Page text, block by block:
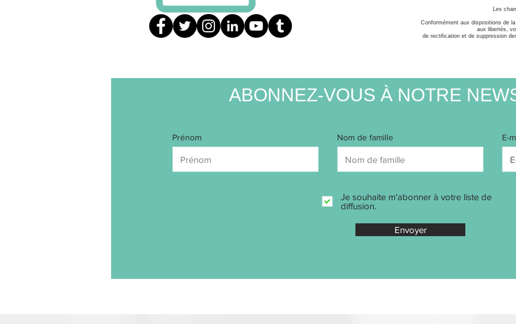
Les
Conformément aux dispositions de
aux libertés,
de rectification et de suppression
ABONNEZ-VOUS À NOTRE
Prénom Nom de famille E-
Je souhaite m'abonner à votre liste de
diffusion.
Envoyer